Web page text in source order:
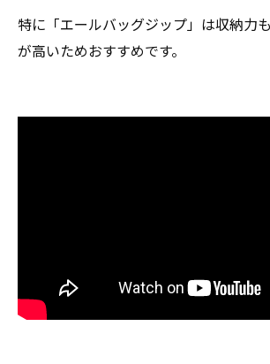
特に「エールバッグジップ」は収納力
が高いためおすすめです。